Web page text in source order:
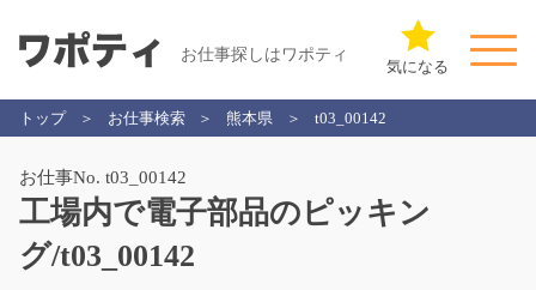
お仕事探しはワポティ
気になる
トップ お仕事検索 熊本県 t03_00142
お仕事No. t03_00142
工場内で電子部品のピッキン
グ/t03_00142